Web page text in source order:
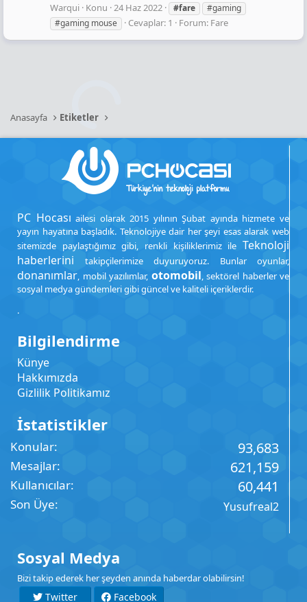
Warqui Konu 24 Haz 2022 #fare
#gaming
#gaming mouse
Cevaplar: 1 Forum: Fare
Anasayfa Etiketler
PC Hocası ailesi olarak 2015 yılının Şubat ayında hizmete ve
yayın hayatına başladık. Teknolojiye dair her şeyi esas alarak web
sitemizde paylaştığımız gibi, renkli kişiliklerimiz ile Teknoloji
haberlerini takipçilerimize duyuruyoruz. Bunlar oyunlar,
donanımlar, mobil yazılımlar, otomobil, sektörel haberler ve
sosyal medya gündemleri gibi güncel ve kaliteli içeriklerdir.
.
Bilgilendirme
Künye
Hakkımızda
Gizlilik Politikamız
İstatistikler
Konular 93,683
Mesajlar 621,159
Kullanıcılar 60,441
Son Üye Yusufreal2
Sosyal Medya
Bizi takip ederek her şeyden anında haberdar olabilirsin!
Twitter Facebook